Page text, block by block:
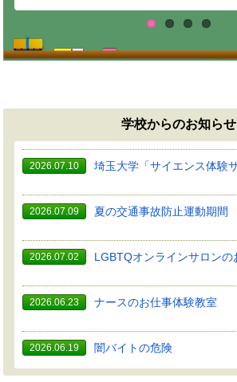
学校からのお知らせ
2026.07.10 埼玉大学「サイエンス体験
2026.07.09 夏の交通事故防止運動期間
2026.07.02 LGBTQオンラインサロンの
2026.06.23 ナースのお仕事体験教室
2026.06.19 闇バイトの危険